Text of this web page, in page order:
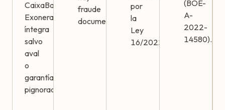
CaixaBank.
Exoneración
íntegra
salvo
aval
o
garantía
pignorada.
fraude
documentado.
por
la
Ley
16/2022.
(BOE-
A-
2022-
14580).